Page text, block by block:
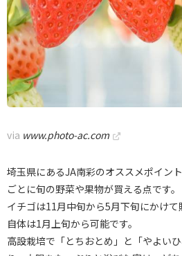
via www.photo-ac.com
埼玉県にあるJA南彩のオススメポイン
ごとに旬の野菜や果物が買える点です。
イチゴは11月中旬から5月下旬にかけて
自体は1月上旬から可能です。
高設栽培で「とちおとめ」と「やよい